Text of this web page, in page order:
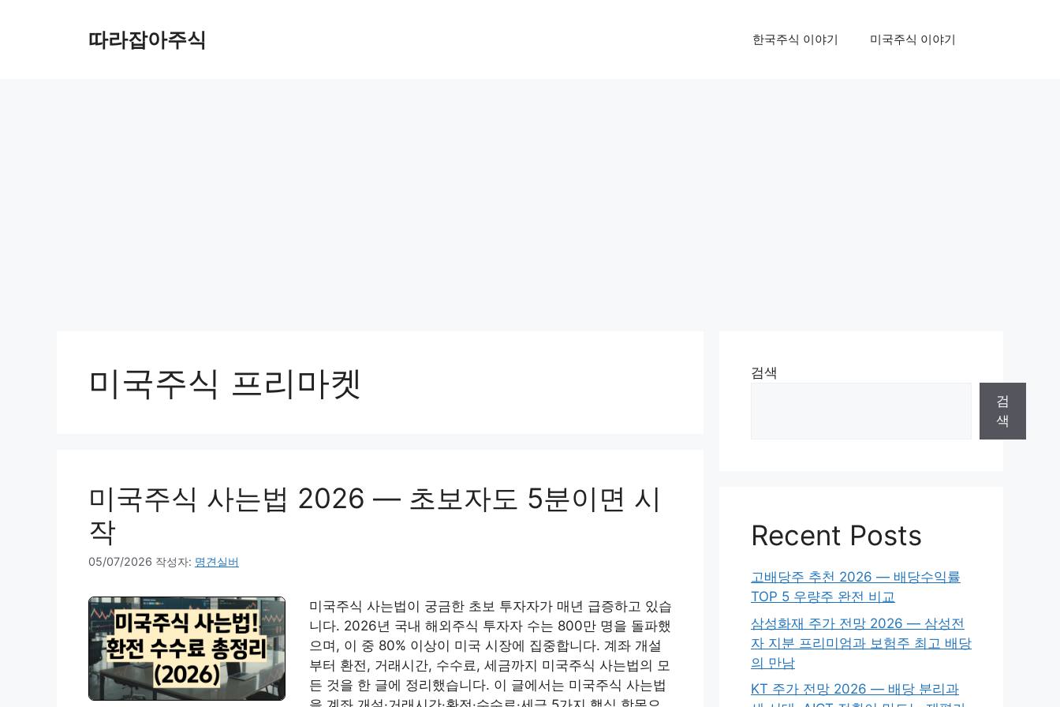
따라잡아주식 한국주식 이야기 미국주식 이야기
미국주식 프리마켓
미국주식 사는법 2026 — 초보자도 5분이면 시
작
05/07/2026 작성자: 명견실버
미국주식 사는법이 궁금한 초보 투자자가 매년 급증하고 있습
니다. 2026년 국내 해외주식 투자자 수는 800만 명을 돌파했
으며, 이 중 80% 이상이 미국 시장에 집중합니다. 계좌 개설
부터 환전, 거래시간, 수수료, 세금까지 미국주식 사는법의 모
든 것을 한 글에 정리했습니다. 이 글에서는 미국주식 사는법
검색
검
색
Recent Posts
고배당주 추천 2026 — 배당수익률
TOP 5 우량주 완전 비교
삼성화재 주가 전망 2026 — 삼성전
자 지분 프리미엄과 보험주 최고 배당
의 만남
KT 주가 전망 2026 — 배당 분리과